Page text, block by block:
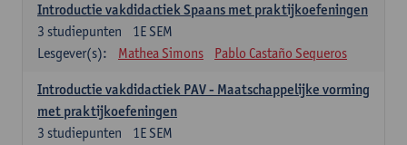
Introductie vakdidactiek Spaans met praktijkoefeningen
1E SEM
3 studiepunten
Lesgever(s):
Mathea Simons Pablo Castaño Sequeros
Introductie vakdidactiek PAV - Maatschappelijke vorming
met praktijkoefeningen
1E SEM
3 studiepunten